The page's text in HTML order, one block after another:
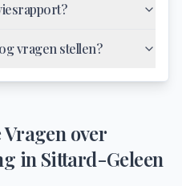
vragen stellen?
Vragen over
in Sittard-Geleen